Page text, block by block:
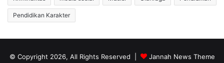
Pendidikan Karakter
© Copyright 2026, All Rights Reserved | Jannah News Theme